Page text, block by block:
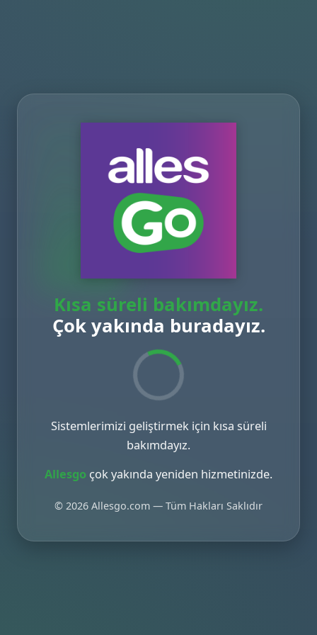
Kısa süreli bakımdayız.
Çok yakında buradayız.
Sistemlerimizi geliştirmek için kısa süreli
bakımdayız.
Allesgo çok yakında yeniden hizmetinizde.
© 2026 Allesgo.com — Tüm Hakları Saklıdır